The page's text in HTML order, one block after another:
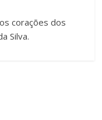
corações dos
Silva.